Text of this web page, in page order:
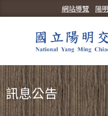
陽
網站導覽
訊息公告